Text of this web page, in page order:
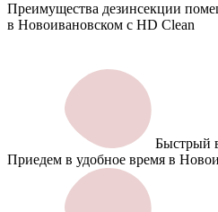
Преимущества дезинсекции
в Новоивановском с HD Clean
Быстрый
Приедем в удобное время в